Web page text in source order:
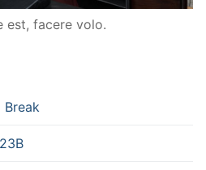
est, facere volo.
Break